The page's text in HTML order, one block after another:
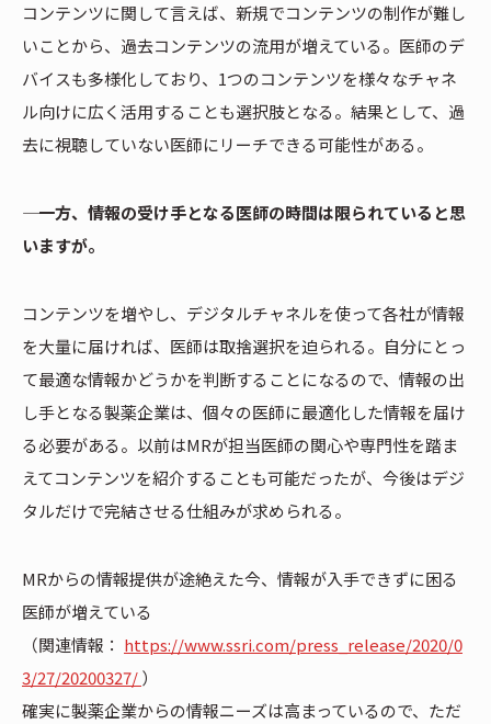
コンテンツに関して言えば、新規でコンテンツの制作が難し
いことから、過去コンテンツの流用が増えている。医師のデ
バイスも多様化しており、1つのコンテンツを様々なチャネ
ル向けに広く活用することも選択肢となる。結果として、過
去に視聴していない医師にリーチできる可能性がある。
―― 一方、情報の受け手となる医師の時間は限られていると思
いますが。
コンテンツを増やし、デジタルチャネルを使って各社が情報
を大量に届ければ、医師は取捨選択を迫られる。自分にとっ
て最適な情報かどうかを判断することになるので、情報の出
し手となる製薬企業は、個々の医師に最適化した情報を届け
る必要がある。以前はMRが担当医師の関心や専門性を踏ま
えてコンテンツを紹介することも可能だったが、今後はデジ
タルだけで完結させる仕組みが求められる。
MRからの情報提供が途絶えた今、情報が入手できずに困る
医師が増えている
（関連情報： https://www.ssri.com/press_release/2020/0
3/27/20200327/）
確実に製薬企業からの情報ニーズは高まっているので、ただ